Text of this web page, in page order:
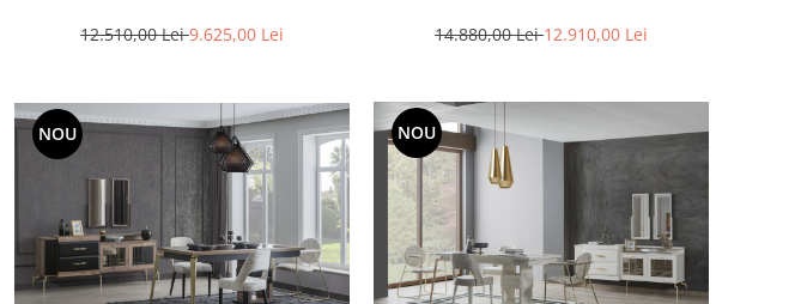
12.510,00 Lei9.625,00 Lei 14.880,00 Lei12.910,00 Lei
NOU NOU